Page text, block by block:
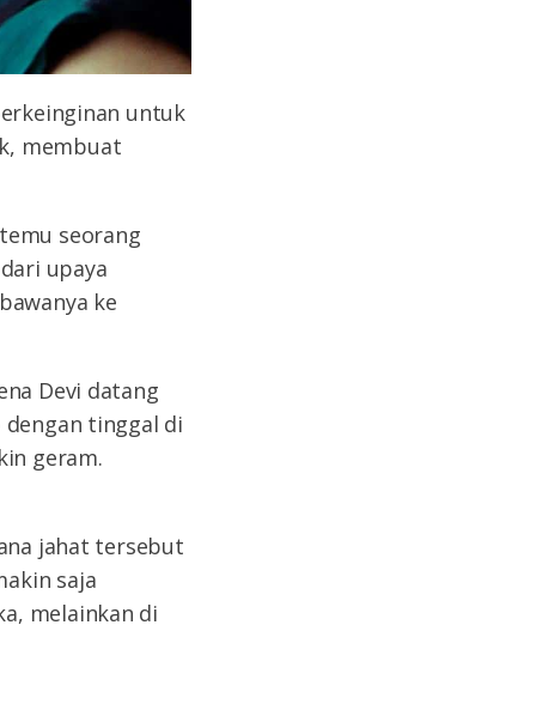
untuk
membuat
seorang
upaya
ke
Devi datang
tinggal di
geram.
jahat tersebut
saja
melainkan di